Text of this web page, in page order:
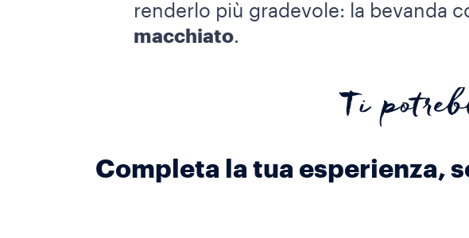
renderlo più gradevole: la bevanda
macchiato.
Ti
Completa la tua esperienza,